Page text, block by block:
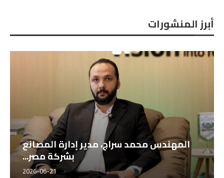
أبرز المنشورات
المهندس محمد سراج، مدير إدارة المصانع
بشركة مصر...
2026-06-21